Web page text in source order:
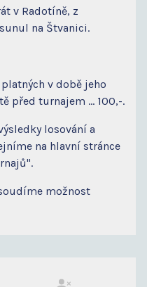
v Radotíně, z
na Štvanici.
v době jeho
před turnajem ... 100,-.
losování a
na hlavní stránce
možnost